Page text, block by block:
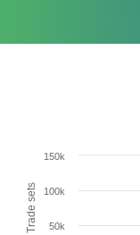
Trade sets 50k
100k
150k